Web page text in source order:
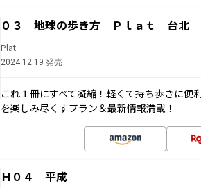
０３ 地球の歩き方 Ｐｌａｔ 台北
Plat
2024.12.19 発売
これ１冊にすべて凝縮！軽くて持ち歩きに
を楽しみ尽くすプラン＆最新情報満載！
Ｈ０４ 平成